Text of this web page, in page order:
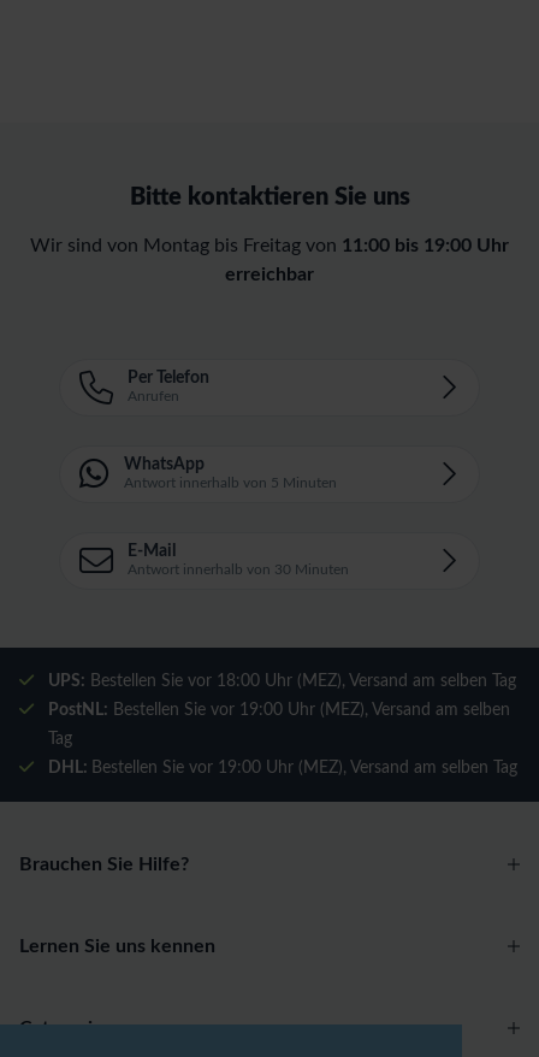
Bitte kontaktieren Sie uns
Wir sind von Montag bis Freitag von 11:00 bis 19:00 Uhr
erreichbar
Per Telefon
Anrufen
WhatsApp
Antwort innerhalb von 5 Minuten
E-Mail
Antwort innerhalb von 30 Minuten
UPS: Bestellen Sie vor 18:00 Uhr (MEZ), Versand am selben Tag
PostNL: Bestellen Sie vor 19:00 Uhr (MEZ), Versand am selben
Tag
DHL: Bestellen Sie vor 19:00 Uhr (MEZ), Versand am selben Tag
Brauchen Sie Hilfe?
Lernen Sie uns kennen
Categories